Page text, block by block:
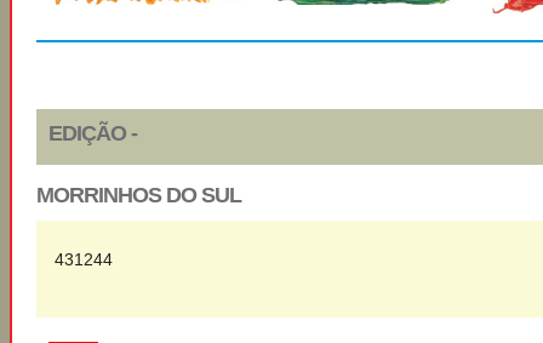
EDIÇÃO -
MORRINHOS DO SUL
431244